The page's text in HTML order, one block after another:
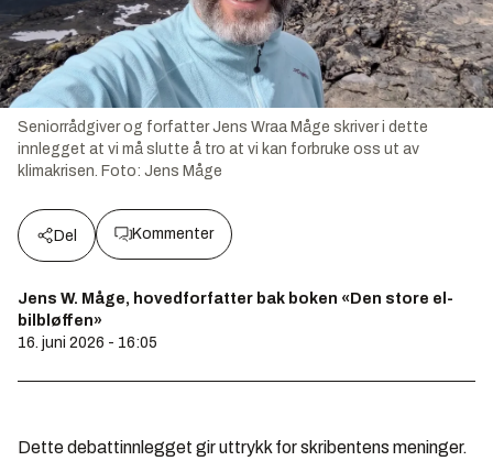
Seniorrådgiver og forfatter Jens Wraa Måge skriver i dette
innlegget at vi må slutte å tro at vi kan forbruke oss ut av
klimakrisen. Foto: Jens Måge
Del Kommenter
Jens W. Måge, hovedforfatter bak boken «Den store el-
bilbløffen»
16. juni 2026 - 16:05
Dette debattinnlegget gir uttrykk for skribentens meninger.